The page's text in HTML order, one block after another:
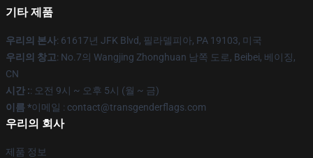
기타 제품
우리의 본사: 61617년 JFK Blvd, 필라델피아, PA 19103, 미국
우리의 창고: No.7의 Wangjing Zhonghuan 남쪽 도로, Beibei, 베이징,
CN
시간 :: 오전 9시 ~ 오후 5시 (월 ~ 금)
이름 *이메일 : contact@transgenderflags.com
우리의 회사
제품 정보